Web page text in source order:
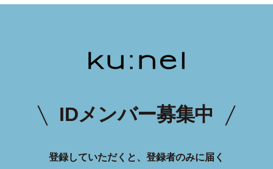
IDメンバー募集中
登録していただくと、登録者のみに届く